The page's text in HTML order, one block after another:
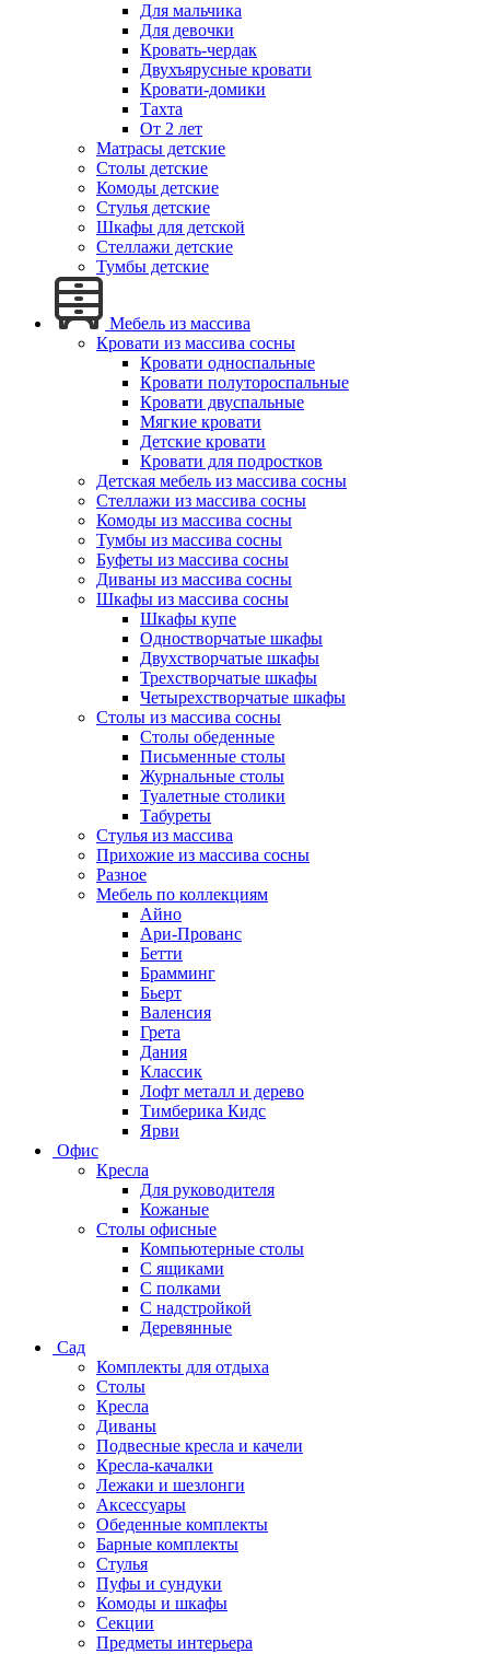
Для мальчика
Для девочки
Кровать-чердак
Двухъярусные кровати
Кровати-домики
Тахта
От 2 лет
Матрасы детские
Столы детские
Комоды детские
Стулья детские
Шкафы для детской
Стеллажи детские
Тумбы детские
Мебель из массива
Кровати из массива сосны
Кровати односпальные
Кровати полутороспальные
Кровати двуспальные
Мягкие кровати
Детские кровати
Кровати для подростков
Детская мебель из массива сосны
Стеллажи из массива сосны
Комоды из массива сосны
Тумбы из массива сосны
Буфеты из массива сосны
Диваны из массива сосны
Шкафы из массива сосны
Шкафы купе
Одностворчатые шкафы
Двухстворчатые шкафы
Трехстворчатые шкафы
Четырехстворчатые шкафы
Столы из массива сосны
Столы обеденные
Письменные столы
Журнальные столы
Туалетные столики
Табуреты
Стулья из массива
Прихожие из массива сосны
Разное
Мебель по коллекциям
Айно
Ари-Прованс
Бетти
Брамминг
Бьерт
Валенсия
Грета
Дания
Классик
Лофт металл и дерево
Тимберика Кидс
Ярви
Офис
Кресла
Для руководителя
Кожаные
Столы офисные
Компьютерные столы
С ящиками
С полками
С надстройкой
Деревянные
Сад
Комплекты для отдыха
Столы
Кресла
Диваны
Подвесные кресла и качели
Кресла-качалки
Лежаки и шезлонги
Аксессуары
Обеденные комплекты
Барные комплекты
Стулья
Пуфы и сундуки
Комоды и шкафы
Секции
Предметы интерьера